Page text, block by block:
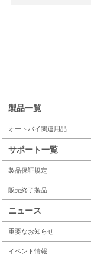
製品一覧
オートバイ関連用品
サポート一覧
製品保証規定
販売終了製品
ニュース
重要なお知らせ
イベント情報